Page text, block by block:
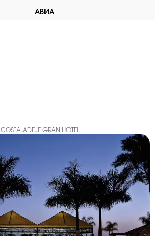
АВИА
COSTA ADEJE GRAN HOTEL